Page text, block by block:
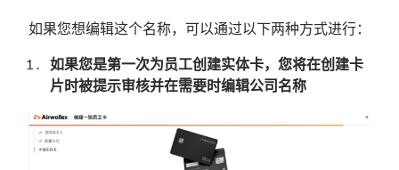
如果您想编辑这个名称，可以通过以下两种方式进行：
如果您是第一次为员工创建实体卡，您将在创建卡
片时被提示审核并在需要时编辑公司名称